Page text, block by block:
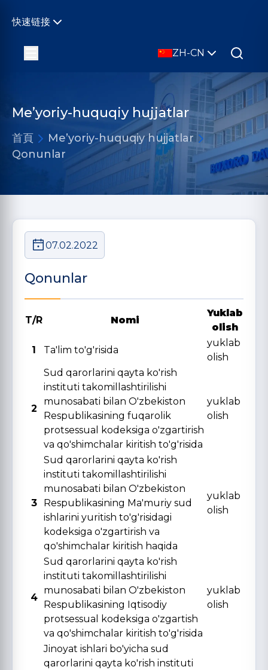
快速链接
ZH-CN
Me’yoriy-huquqiy hujjatlar
首頁
Me’yoriy-huquqiy hujjatlar
Qonunlar
07.02.2022
Qonunlar
T/R Nomi
Yuklab
olish
1
Ta'lim to'g'risida
yuklab
olish
2
Sud qarorlarini qayta ko'rish
instituti takomillashtirilishi
munosabati bilan O'zbekiston
Respublikasining fuqarolik
protsessual kodeksiga o'zgartirish
va qo'shimchalar kiritish to'g'risida
yuklab
olish
3
Sud qarorlarini qayta ko'rish
instituti takomillashtirilishi
munosabati bilan O'zbekiston
Respublikasining Ma'muriy sud
ishlarini yuritish to'g'risidagi
kodeksiga o'zgartirish va
qo'shimchalar kiritish haqida
yuklab
olish
4
Sud qarorlarini qayta ko'rish
instituti takomillashtirilishi
munosabati bilan O'zbekiston
Respublikasining Iqtisodiy
protsessual kodeksiga o'zgartish
va qo'shimchalar kiritish to'g'risida
yuklab
olish
Jinoyat ishlari bo'yicha sud
qarorlarini qayta ko'rish instituti